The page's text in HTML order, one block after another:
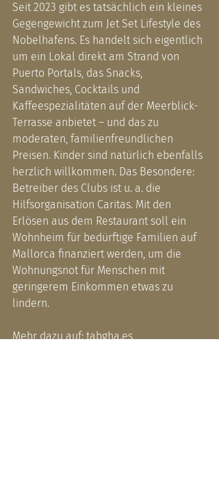
Seit 2023 gibt es tatsächlich ein kleines
Gegengewicht zum Jet Set Lifestyle des
Nobelhafens. Es handelt sich eigentlich
um ein Lokal direkt am Strand von
Puerto Portals, das Snacks,
Sandwiches, Cocktails und
Kaffeespezialitäten auf der Meerblick-
Terrasse anbietet – und das zu
moderaten, familienfreundlichen
Preisen. Kinder sind natürlich ebenfalls
herzlich willkommen. Das Besondere:
Betreiber des Clubs ist u. a. die
Hilfsorganisation Caritas. Mit den
Erlösen aus dem Restaurant soll ein
Wohnheim für bedürftige Familien auf
Mallorca finanziert werden, um die
Wohnungsnot für Menschen mit
geringerem Einkommen etwas zu
lindern.
Mehr dazu auf: tabgha.es